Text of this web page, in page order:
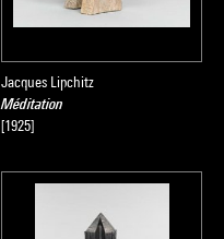
Jacques Lipchitz
Méditation
[1925]